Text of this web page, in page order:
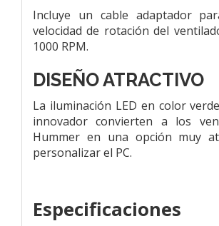
Incluye un cable adaptador
velocidad de rotación del
1000 RPM.
DISEÑO ATRACTIVO
La iluminación LED en color
innovador convierten a los
Hummer en una opción muy
personalizar el PC.
Especificaciones